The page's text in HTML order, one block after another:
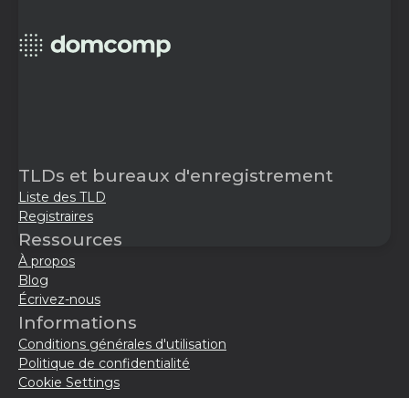
TLDs et bureaux d'enregistrement
Liste des TLD
Registraires
Ressources
À propos
Blog
Écrivez-nous
Informations
Conditions générales d'utilisation
Politique de confidentialité
Cookie Settings